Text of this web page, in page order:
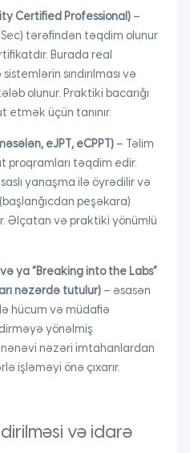
Certified Professional) –
tərəfindən təqdim olunur
Burada real
sındırılması və
olunur. Praktiki bacarığı
etmək üçün tanınır.
eJPT, eCPPT) – Təlim
proqramları təqdim edir.
yanaşma ilə öyrədilir və
peşəkara)
Əlçatan və praktiki yönümlü
ya “Breaking into the Labs”
nəzərdə tutulur) – əsasən
hücum və müdafiə
yönəlmiş
nəzəri imtahanlardan
işləməyi önə çıxarır.
və idarə